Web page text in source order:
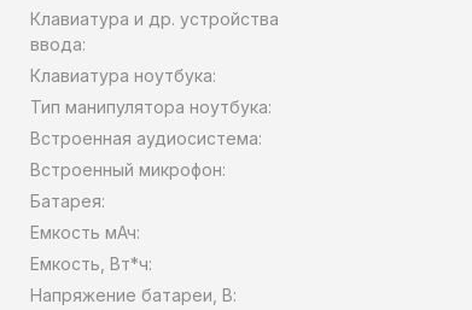
Клавиатура и др. устройства
ввода:
Клавиатура ноутбука:
Тип манипулятора ноутбука:
Встроенная аудиосистема:
Встроенный микрофон:
Батарея:
Емкость мАч:
Емкость, Вт*ч:
Напряжение батареи, В: